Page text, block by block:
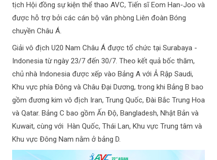
tịch Hội đồng sự kiện thể thao AVC, Tiến sĩ Eom Han-Joo và
được hỗ trợ bởi các cán bộ văn phòng Liên đoàn Bóng
chuyền Châu Á.
Giải vô địch U20 Nam Châu Á được tổ chức tại Surabaya -
Indonesia từ ngày 23/7 đến 30/7. Theo kết quả bốc thăm,
chủ nhà Indonesia được xếp vào Bảng A với Ả Rập Saudi,
Khu vực phía Đông và Châu Đại Dương, trong khi Bảng B bao
gồm đương kim vô địch Iran, Trung Quốc, Đài Bắc Trung Hoa
và Qatar. Bảng C bao gồm Ấn Độ, Bangladesh, Nhật Bản và
Kuwait, cùng với Hàn Quốc, Thái Lan, Khu vực Trung tâm và
Khu vực Đông Nam nằm ở bảng D.